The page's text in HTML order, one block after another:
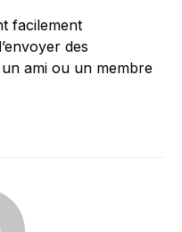
facilement
des
ami ou un membre